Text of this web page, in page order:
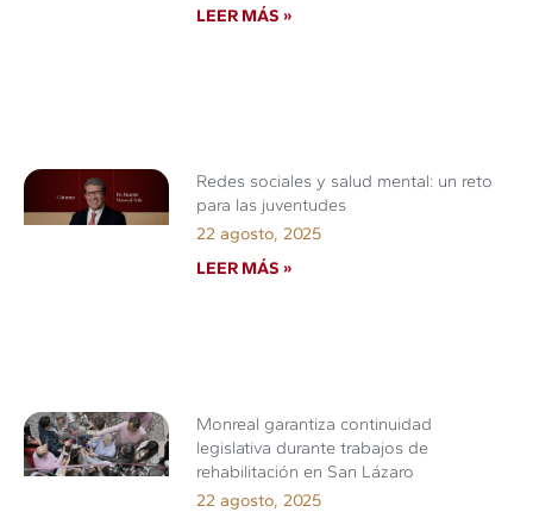
LEER MÁS »
Redes sociales y salud mental: un reto
para las juventudes
22 agosto, 2025
LEER MÁS »
Monreal garantiza continuidad
legislativa durante trabajos de
rehabilitación en San Lázaro
22 agosto, 2025